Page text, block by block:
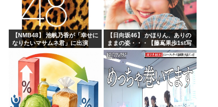
【NMB48】 池帆乃香が「幸せに
なりたいマサムネ君」に出演
【日向坂46】 かほりん、ありの
ままの姿・・・【藤嶌果歩1st写
真集】